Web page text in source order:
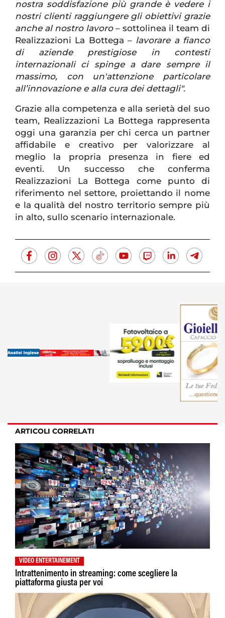
nostra soddisfazione più grande è vedere i
nostri clienti raggiungere gli obiettivi grazie
anche al nostro lavoro– sottolinea il team di
Realizzazioni La Bottega – lavorare a fianco
di aziende prestigiose in contesti
internazionali ci spinge a dare sempre il
massimo, con un'attenzione particolare
all’innovazione e alla cura dei dettagli".
Grazie alla competenza e alla serietà del suo
team, Realizzazioni La Bottega rappresenta
oggi una garanzia per chi cerca un partner
affidabile e creativo per valorizzare al
meglio la propria presenza in fiere ed
eventi. Un successo che conferma
Realizzazioni La Bottega come punto di
riferimento nel settore, proiettando il nome
e la qualità del nostro territorio sempre più
in alto, sullo scenario internazionale.
ARTICOLI CORRELATI
VIDEO ENTERTAINEMENT
Intrattenimento in streaming: come scegliere la
piattaforma giusta per voi